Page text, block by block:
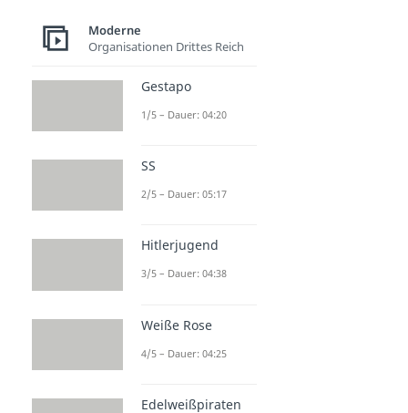
Moderne
Organisationen Drittes Reich
Gestapo
1/5 – Dauer: 04:20
SS
2/5 – Dauer: 05:17
Hitlerjugend
3/5 – Dauer: 04:38
Weiße Rose
4/5 – Dauer: 04:25
Edelweißpiraten